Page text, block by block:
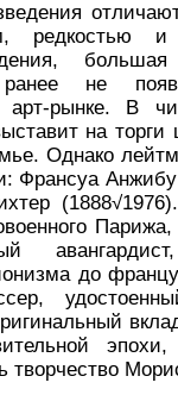
редкостью и
ранее не
арт-рынке. В
на
Однако
Франсуа
до
творчество